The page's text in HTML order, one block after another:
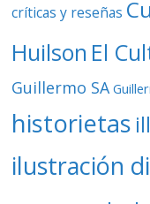
críticas y reseñas
Huilson El
Guillermo SA
historietas
ilustración